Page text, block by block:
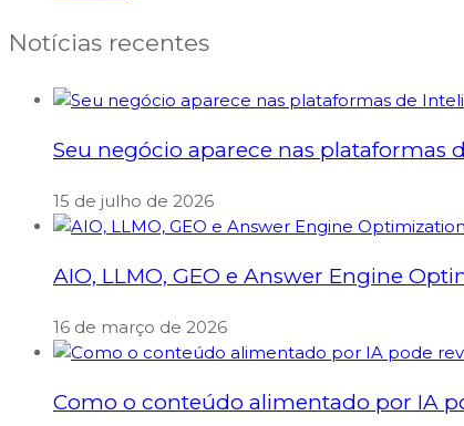
Notícias recentes
Seu negócio aparece nas plataformas
15 de julho de 2026
AIO, LLMO, GEO e Answer Engine
16 de março de 2026
Como o conteúdo alimentado por IA